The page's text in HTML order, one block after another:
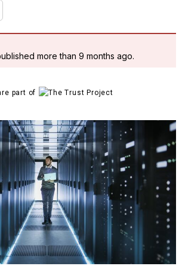
more than 9 months ago.
part of